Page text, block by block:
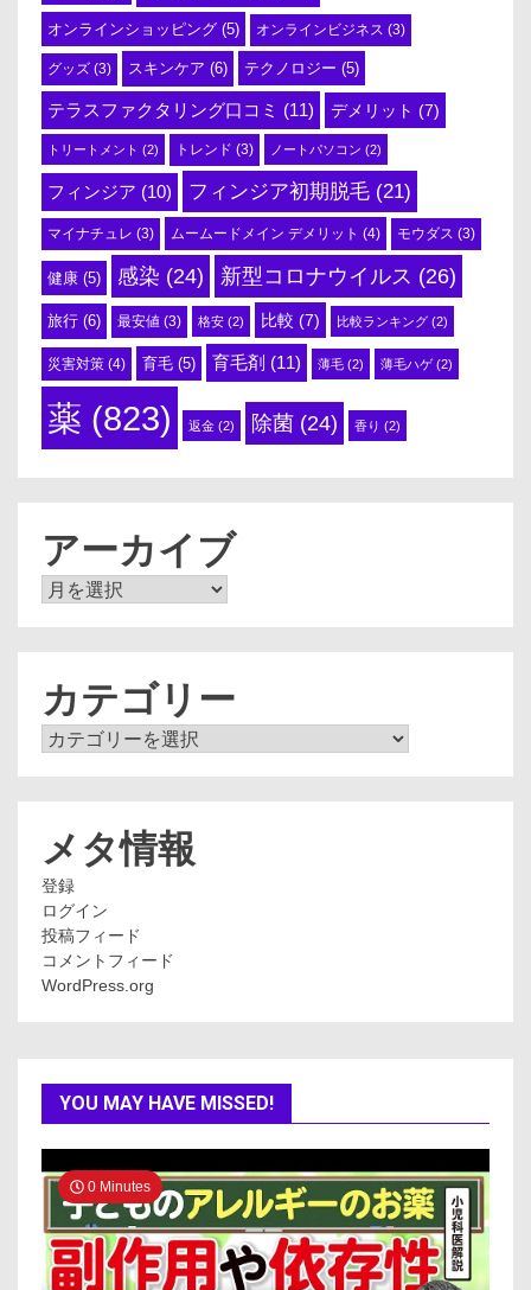
オンラインショッピング (5) オンラインビジネス (3)
グッズ (3) スキンケア (6) テクノロジー (5)
テラスファクタリング口コミ (11) デメリット (7)
トリートメント (2) トレンド (3) ノートパソコン (2)
フィンジア (10) フィンジア初期脱毛 (21)
マイナチュレ (3) ムームードメイン デメリット (4) モウダス (3)
健康 (5) 感染 (24) 新型コロナウイルス (26)
旅行 (6) 最安値 (3) 格安 (2) 比較 (7) 比較ランキング (2)
災害対策 (4) 育毛 (5) 育毛剤 (11) 薄毛 (2) 薄毛ハゲ(2)
薬 (823) 返金 (2) 除菌 (24) 香り (2)
アーカイブ
ア
カテゴリー
カ
メタ情報
登録
ログイン
投稿フィード
コメントフィード
WordPress.org
YOU MAY HAVE MISSED!
0 Minutes